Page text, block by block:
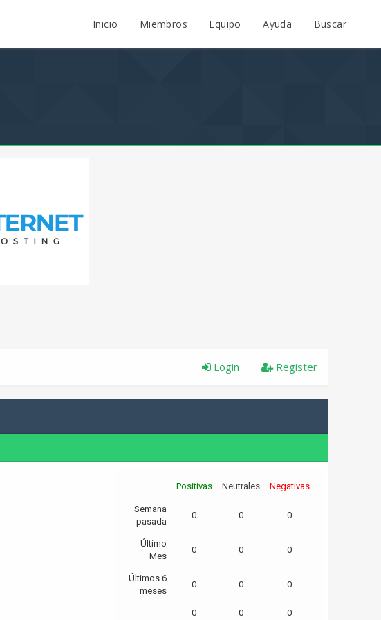
Inicio Miembros Equipo Ayuda Buscar
Register
Login
Positivas Neutrales Negativas
Semana
pasada
0 0 0
Último
Mes
0 0 0
Últimos 6
meses
0 0 0
0 0 0